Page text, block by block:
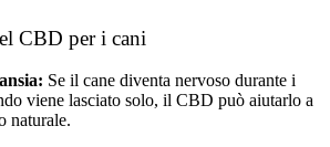
CBD per i cani
Se il cane diventa nervoso durante i
viene lasciato solo, il CBD può aiutarlo a
naturale.